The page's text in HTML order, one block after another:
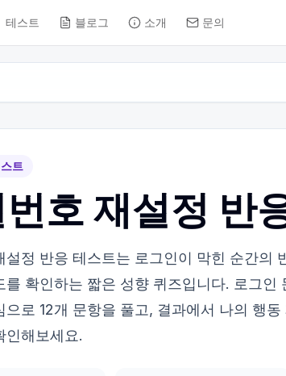
테스트 블로그 소개 문의
트
호 재설정 반
설정 반응 테스트는 로그인이 막힌 순간의
를 확인하는 짧은 성향 퀴즈입니다. 로그인
으로 12개 문항을 풀고, 결과에서 나의 행동
인해보세요.